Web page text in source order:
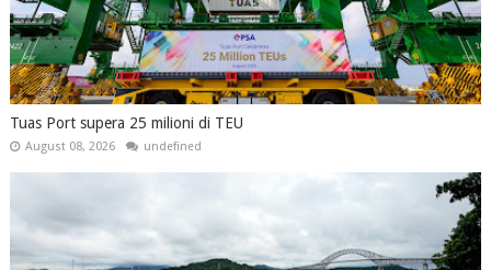
Tuas Port supera 25 milioni di TEU
August 08, 2026 undefined